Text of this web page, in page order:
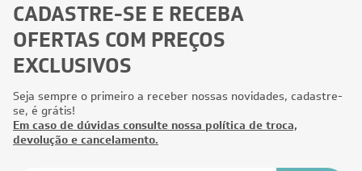
CADASTRE-SE E RECEBA
OFERTAS COM PREÇOS
EXCLUSIVOS
Seja sempre o primeiro a receber nossas novidades, cadastre-
se, é grátis!
Em caso de dúvidas consulte nossa política de troca,
devolução e cancelamento.